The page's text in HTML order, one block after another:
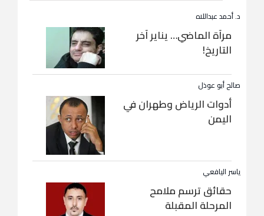
د. أحمد عبداللاه
مرآة الماضي… يناير آخر
التاريخ!
صالح أبو عوذل
أدوات الرياض وطهران في
اليمن
ياسر اليافعي
حقائق ترسم ملامح
المرحلة المقبلة